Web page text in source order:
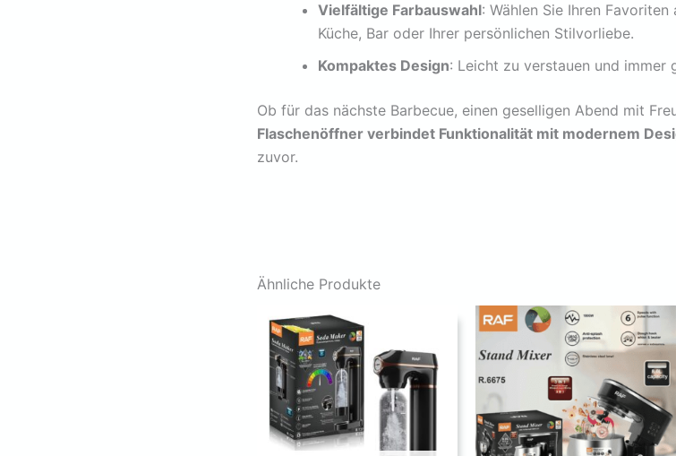
Vielfältige Farbauswahl: Wählen Sie Ihren
Küche, Bar oder Ihrer persönlichen Stilvorliebe.
Kompaktes Design: Leicht zu verstauen und
Ob für das nächste Barbecue, einen geselligen Abend mit
Flaschenöffner verbindet Funktionalität mit modernem
zuvor.
Ähnliche Produkte